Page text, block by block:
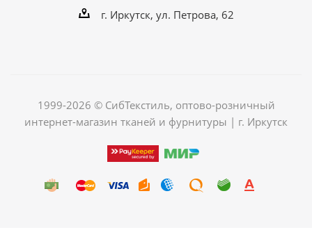
г. Иркутск, ул. Петрова, 62
1999-2026 © СибТекстиль, оптово-розничный
интернет-магазин тканей и фурнитуры | г. Иркутск